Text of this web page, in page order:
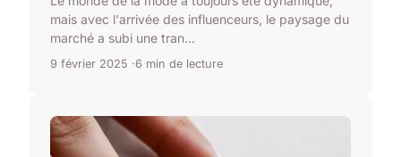
mais avec l'arrivée des influenceurs, le paysage du
marché a subi une tran...
9 février 2025 6 min de lecture